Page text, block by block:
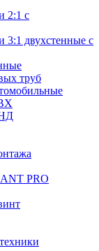
2:1 с
3:1 двухстенные с
труб
PRO